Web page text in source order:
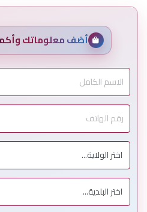
أضف معلوماتك